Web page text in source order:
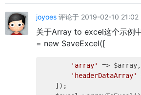
joyoes 评论于 2019-02-10 21:02
关于Array to excel这个示例
= new SaveExcel([
'array'
=> $array,
'headerDataArray'
    ]);